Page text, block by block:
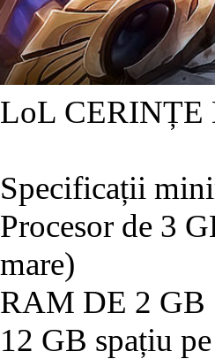
LoL CERINȚE
Specificații
Procesor de 3
mare)
RAM DE 2 GB
12 GB spațiu